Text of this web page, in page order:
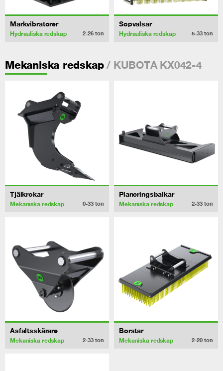
Markvibratorer
Hydrauliska redskap 2-26 ton
Sopvalsar
Hydrauliska redskap 5-33 ton
Mekaniska redskap/ KUBOTA KX042-4
Tjälkrokar
Mekaniska redskap 0-33 ton
Planeringsbalkar
Mekaniska redskap 2-33 ton
Asfaltsskärare
Mekaniska redskap 2-33 ton
Borstar
Mekaniska redskap 2-20 ton